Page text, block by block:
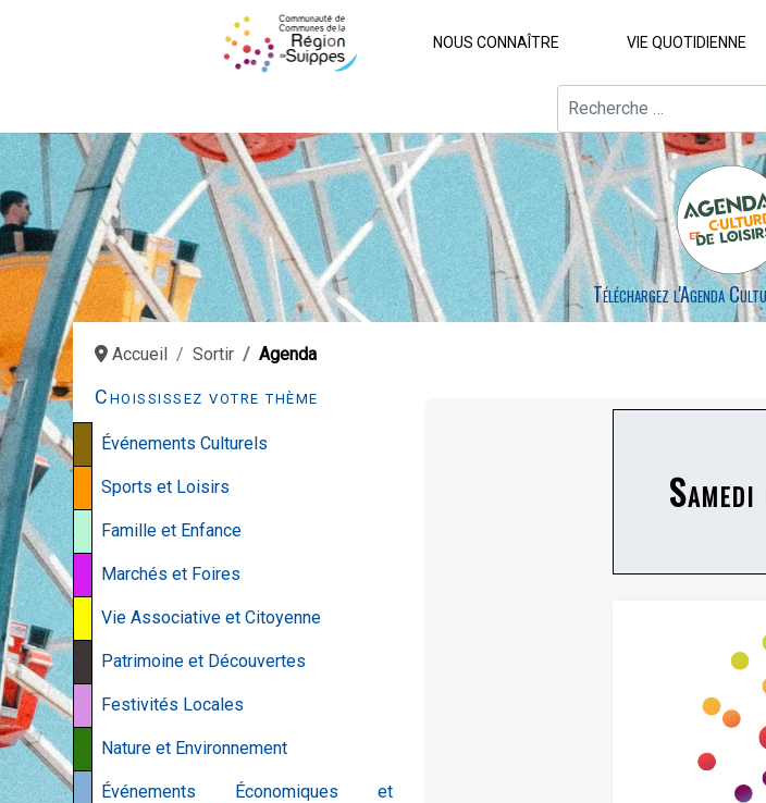
NOUS CONNAÎTRE VIE QUOTIDIENNE
Téléchargez l'Agenda
Accueil Sortir Agenda
Choississez votre thème
Événements Culturels
Sports et Loisirs
Famille et Enfance
Marchés et Foires
Vie Associative et Citoyenne
Patrimoine et Découvertes
Festivités Locales
Nature et Environnement
Événements Économiques et